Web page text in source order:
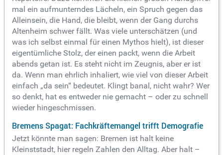
mal ein aufmunterndes Lächeln, ein Spruch gegen das
Alleinsein, die Hand, die bleibt, wenn der Gang durchs
Altenheim schwer fällt. Was viele unterschätzen (und
was ich selbst einmal für einen Mythos hielt), ist dieser
eigentümliche Stolz, der einen packt, wenn die Arbeit
abends getan ist. Es steht nicht im Zeugnis, aber er ist
da. Wenn man ehrlich inhaliert, wie viel von dieser Arbeit
einfach „da sein“ bedeutet. Klingt banal, nicht wahr? Wer
so denkt, hat es entweder nie gemacht – oder zu schnell
wieder hingeschmissen.
Bremens Spagat: Fachkräftemangel trifft Demografie
Jetzt könnte man sagen: Bremen ist halt keine
Kleinststadt, hier regeln Zahlen den Alltag. Aber halt –